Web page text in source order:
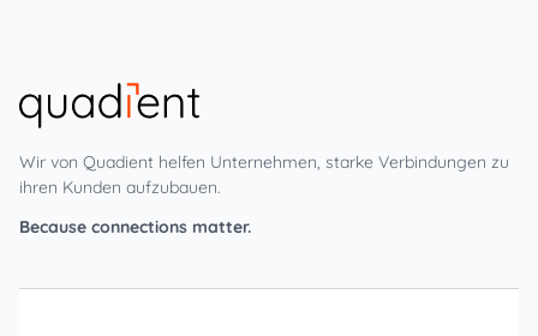
Wir von Quadient helfen Unternehmen, starke Verbindungen zu
ihren Kunden aufzubauen.
Because connections matter.